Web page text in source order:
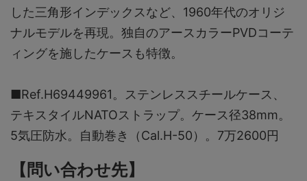
した三角形インデックスなど、1960年代のオリジ
ナルモデルを再現。独自のアースカラーPVDコーテ
ィングを施したケースも特徴。
■Ref.H69449961。ステンレススチールケース、
テキスタイルNATOストラップ。ケース径38mm。
5気圧防水。自動巻き（Cal.H-50）。7万2600円
【問い合わせ先】